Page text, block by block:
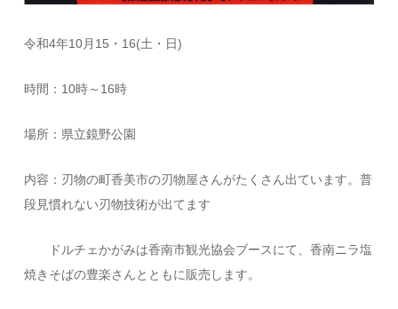
令和4年10月15・16(土・日)
時間：10時～16時
場所：県立鏡野公園
内容：刃物の町香美市の刃物屋さんがたくさん出ています。普
段見慣れない刃物技術が出てます
ドルチェかがみは香南市観光協会ブースにて、香南ニラ塩
焼きそばの豊楽さんとともに販売します。